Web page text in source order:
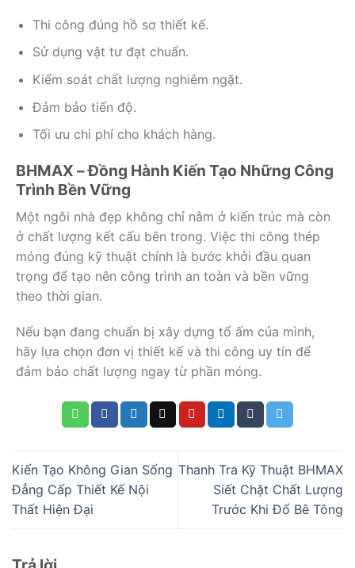
Thi công đúng hồ sơ thiết kế.
Sử dụng vật tư đạt chuẩn.
Kiểm soát chất lượng nghiêm ngặt.
Đảm bảo tiến độ.
Tối ưu chi phí cho khách hàng.
BHMAX – Đồng Hành Kiến Tạo Những Công
Trình Bền Vững
Một ngôi nhà đẹp không chỉ nằm ở kiến trúc mà còn
ở chất lượng kết cấu bên trong. Việc thi công thép
móng đúng kỹ thuật chính là bước khởi đầu quan
trọng để tạo nên công trình an toàn và bền vững
theo thời gian.
Nếu bạn đang chuẩn bị xây dựng tổ ấm của mình,
hãy lựa chọn đơn vị thiết kế và thi công uy tín để
đảm bảo chất lượng ngay từ phần móng.
Kiến Tạo Không Gian Sống
Đẳng Cấp Thiết Kế Nội
Thất Hiện Đại
Thanh Tra Kỹ Thuật BHMAX
Siết Chặt Chất Lượng
Trước Khi Đổ Bê Tông